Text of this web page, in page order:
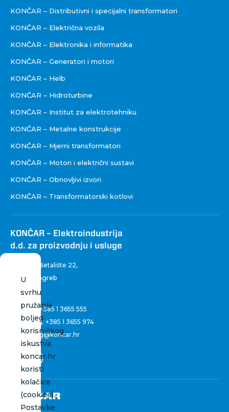
KONČAR – Distributivni i specijalni transformatori
KONČAR – Električna vozila
KONČAR – Elektronika i informatika
KONČAR – Generatori i motori
KONČAR – Helb
KONČAR – Hidroturbine
KONČAR – Institut za elektrotehniku
KONČAR – Metalne konstrukcije
KONČAR – Mjerni transformatori
KONČAR – Motori i električni sustavi
KONČAR – Obnovljivi izvori
KONČAR – Transformatorski kotlovi
KONČAR – Elektroindustrija
d.d. za proizvodnju i usluge
Fallerovo šetalište 22,
10 000 Zagreb
Hrvatska
Centrala:+385 1 3655 555
Marketing: +385 1 3655 974
marketing@koncar.hr
U
svrhu
pružanja
boljeg
korisničkog
iskustva
koncar.hr
koristi
kolačiće
(cookies).
Postavke